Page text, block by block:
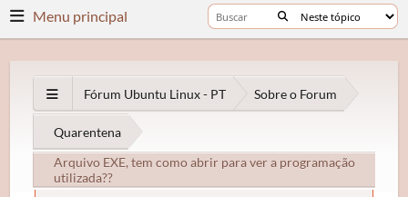
Menu principal
Fórum Ubuntu Linux - PT Sobre o Forum
Quarentena
Arquivo EXE, tem como abrir para ver a programação
utilizada??